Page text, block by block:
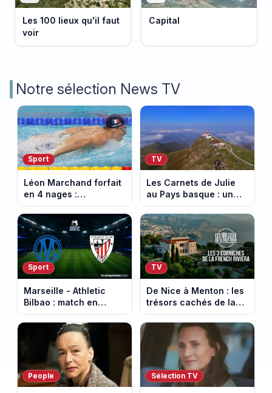
Les 100 lieux qu'il faut
voir
Capital
Notre sélection News TV
Sport
Léon Marchand forfait
en 4 nages :
découvrez son
programme de nage
aux Championnats
d'Europe
TV
Les Carnets de Julie
au Pays basque : un
banquet au sommet de
la Rhune
Sport
Marseille - Athletic
Bilbao : match en
direct sur Ligue 1+ à
17h30 (amical du 9
août 2026)
TV
De Nice à Menton : les
trésors cachés de la
French Riviera dévoilés
dans les 100 lieux qu'il
faut voir
People Sélection TV